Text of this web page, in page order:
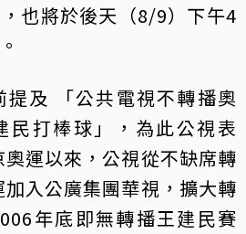
也將於後天（8/9）下午4
提及 「公共電視不轉播奧
民打棒球」，為此公視表
運以來，公視從不缺席轉
入公廣集團華視，擴大轉
年底即無轉播王建民賽